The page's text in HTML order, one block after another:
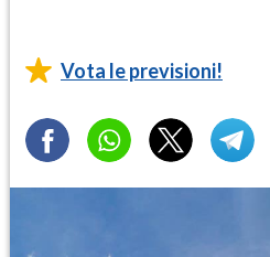
Vota le previsioni!